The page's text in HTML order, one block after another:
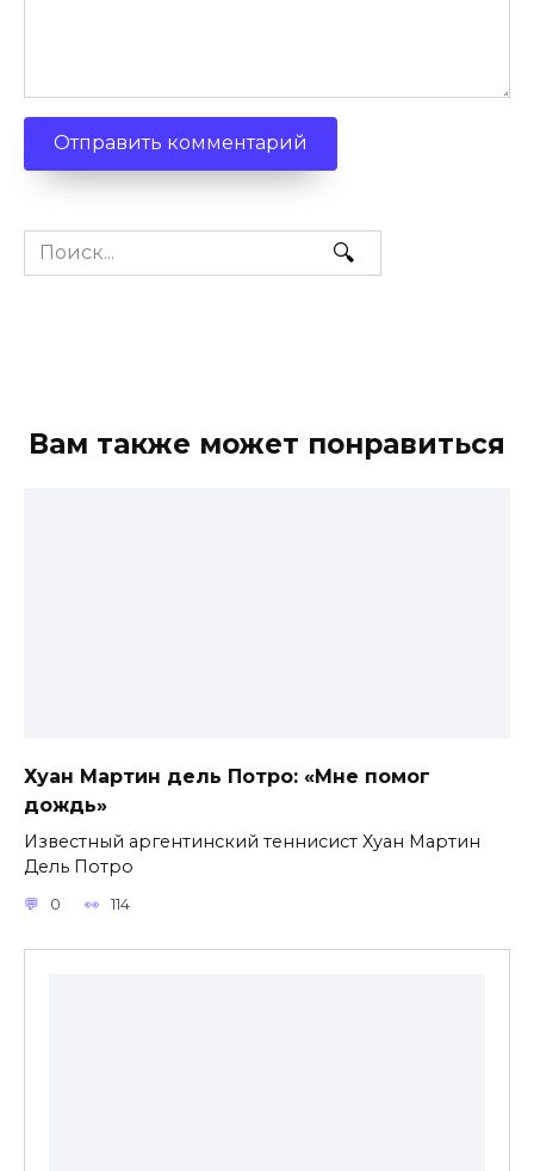
Search
for:
Вам также может понравиться
Хуан Мартин дель Потро: «Мне помог
дождь»
Известный аргентинский теннисист Хуан Мартин
Дель Потро
0 114